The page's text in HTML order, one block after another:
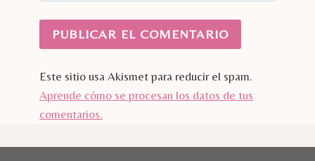
Este sitio usa Akismet para reducir el spam.
Aprende cómo se procesan los datos de tus
comentarios.